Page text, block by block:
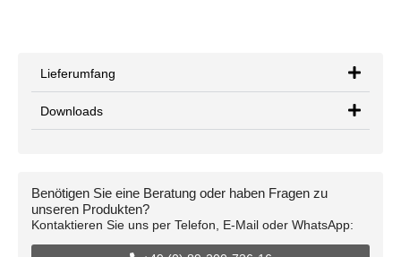
Lieferumfang
Downloads
Benötigen Sie eine Beratung oder haben Fragen zu
unseren Produkten?
Kontaktieren Sie uns per Telefon, E-Mail oder WhatsApp: